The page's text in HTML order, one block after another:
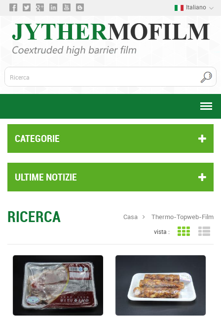
Italiano
CATEGORIE
ULTIME NOTIZIE
RICERCA Casa Thermo-Topweb-Film
vista : Vista a